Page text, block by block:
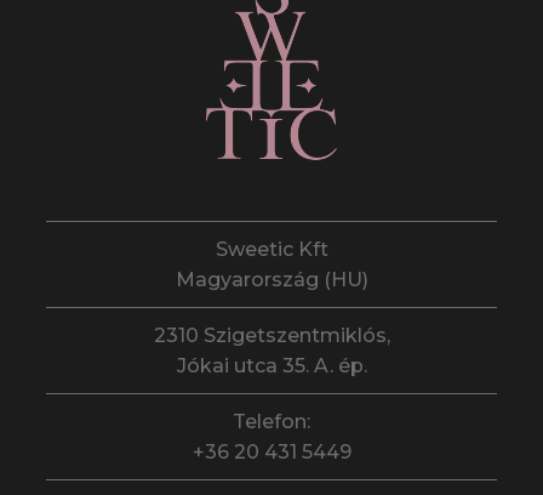
Sweetic Kft
Magyarország (HU)
2310 Szigetszentmiklós,
Jókai utca 35. A. ép.
Telefon:
+36 20 431 5449